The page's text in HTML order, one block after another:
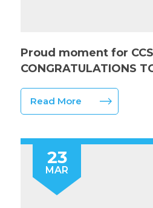
Proud moment for
CONGRATULATIONS
Read More
23
MAR